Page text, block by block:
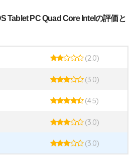
Tablet PC Quad Core Intelの評価と
(2.0)
(3.0)
(4.5)
(3.0)
(3.0)